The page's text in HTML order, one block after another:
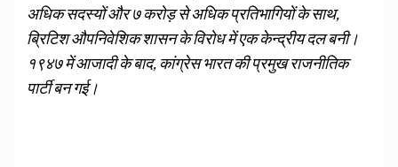
अधिक सदस्यों और ७ करोड़ से अधिक प्रतिभागियों के साथ,
ब्रिटिश औपनिवेशिक शासन के विरोध में एक केन्द्रीय दल बनी।
१९४७ में आजादी के बाद, कांग्रेस भारत की प्रमुख राजनीतिक
पार्टी बन गई।